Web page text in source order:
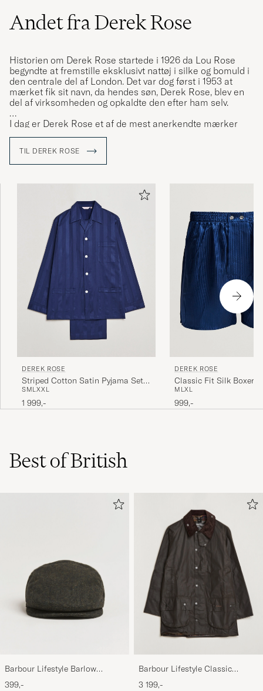
Andet fra Derek Rose
Historien om Derek Rose startede i 1926 da Lou Rose
begyndte at fremstille eksklusivt nattøj i silke og bomuld i
den centrale del af London. Det var dog først i 1953 at
mærket fik sit navn, da hendes søn, Derek Rose, blev en
del af virksomheden og opkaldte den efter ham selv.
I dag er Derek Rose et af de mest anerkendte mærker
inden for eksklusivt loungewear, undertøj og pyjamas’er.
TIL DEREK ROSE
DEREK ROSE
Striped Cotton Satin Pyjama Set
Navy
SMLXXL
1 999,-
DEREK ROSE
Classic Fit Silk Boxer
M LXL
999,-
Best of British
Barbour Lifestyle Barlow
Herringbone Cap Olive
399,-
Barbour Lifestyle Classic
Beaufort Jacket Olive
3 199,-